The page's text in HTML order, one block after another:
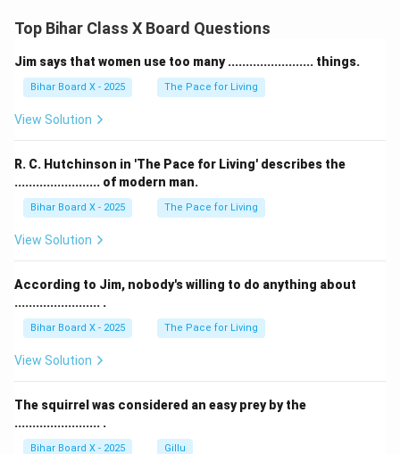
Top Bihar Class X Board Questions
Jim says that women use too many ........................ things.
Bihar Board X - 2025 The Pace for Living
View Solution
R. C. Hutchinson in 'The Pace for Living' describes the
........................ of modern man.
Bihar Board X - 2025 The Pace for Living
View Solution
According to Jim, nobody's willing to do anything about
........................ .
Bihar Board X - 2025 The Pace for Living
View Solution
The squirrel was considered an easy prey by the
........................ .
Bihar Board X - 2025 Gillu